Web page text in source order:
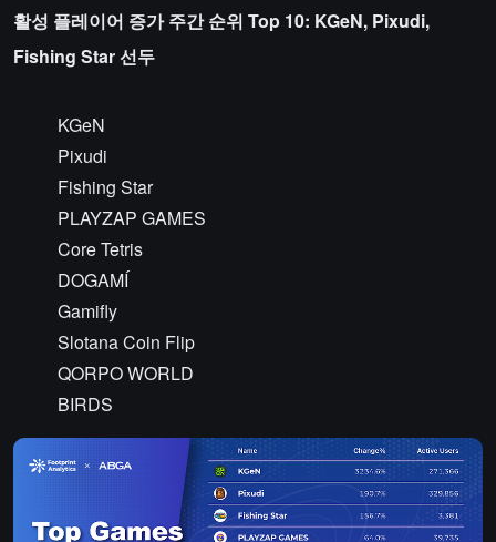
활성 플레이어 증가 주간 순위 Top 10: KGeN, Pixudi,
Fishing Star 선두
KGeN
Pixudi
Fishing Star
PLAYZAP GAMES
Core Tetris
DOGAMÍ
Gamifly
Slotana Coin Flip
QORPO WORLD
BIRDS